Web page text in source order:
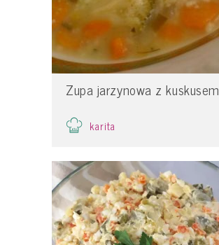
Zupa jarzynowa z kuskusem
karita